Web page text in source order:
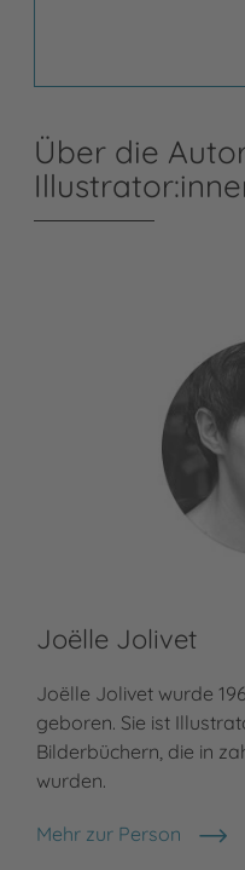
Über die
Joëlle Jolivet
Joëlle Jolivet wurde
geboren. Sie ist
Bilderbüchern, die in
wurden.
Mehr zur Person
Joëlle Jolivet